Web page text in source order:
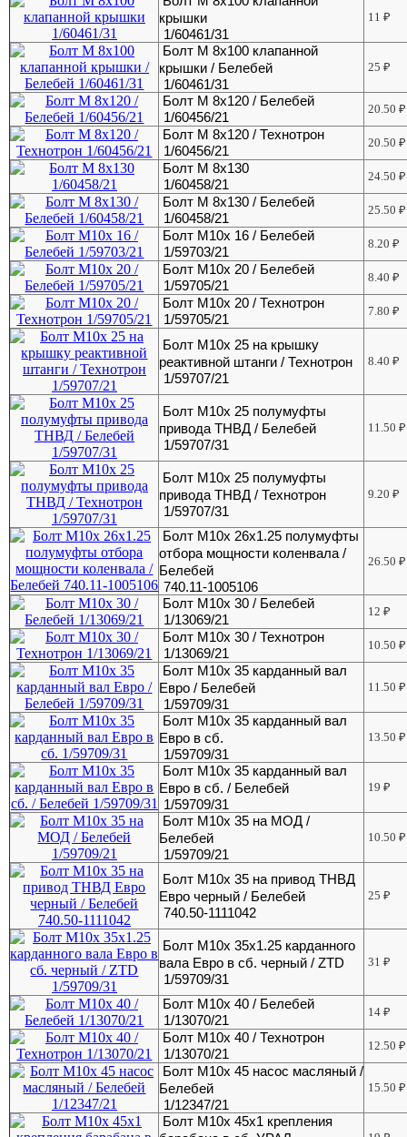
крышки
1/60461/31
11₽
Болт М 8х100 клапанной
крышки / Белебей
1/60461/31
25₽
Болт М 8х120 / Белебей
1/60456/21
20.50₽
Болт М 8х120 / Технотрон
1/60456/21
20.50₽
Болт М 8х130
1/60458/21
24.50₽
Болт М 8х130 / Белебей
1/60458/21
25.50₽
Болт М10х 16 / Белебей
1/59703/21
8.20₽
Болт М10х 20 / Белебей
1/59705/21
8.40₽
Болт М10х 20 / Технотрон
1/59705/21
7.80₽
Болт М10х 25 на крышку
реактивной штанги / Технотрон
1/59707/21
8.40₽
Болт М10х 25 полумуфты
привода ТНВД / Белебей
1/59707/31
11.50₽
Болт М10х 25 полумуфты
привода ТНВД / Технотрон
1/59707/31
9.20₽
Болт М10х 26х1.25 полумуфты
отбора мощности коленвала /
Белебей
740.11-1005106
26.50₽
Болт М10х 30 / Белебей
1/13069/21
12₽
Болт М10х 30 / Технотрон
1/13069/21
10.50₽
Болт М10х 35 карданный вал
Евро / Белебей
1/59709/31
11.50₽
Болт М10х 35 карданный вал
Евро в сб.
1/59709/31
13.50₽
Болт М10х 35 карданный вал
Евро в сб. / Белебей
1/59709/31
19₽
Болт М10х 35 на МОД /
Белебей
1/59709/21
10.50₽
Болт М10х 35 на привод ТНВД
Евро черный / Белебей
740.50-1111042
25₽
Болт М10х 35х1.25 карданного
вала Евро в сб. черный / ZTD
1/59709/31
31₽
Болт М10х 40 / Белебей
1/13070/21
14₽
Болт М10х 40 / Технотрон
1/13070/21
12.50₽
Болт М10х 45 насос масляный /
Белебей
1/12347/21
15.50₽
Болт М10х 45х1 крепления